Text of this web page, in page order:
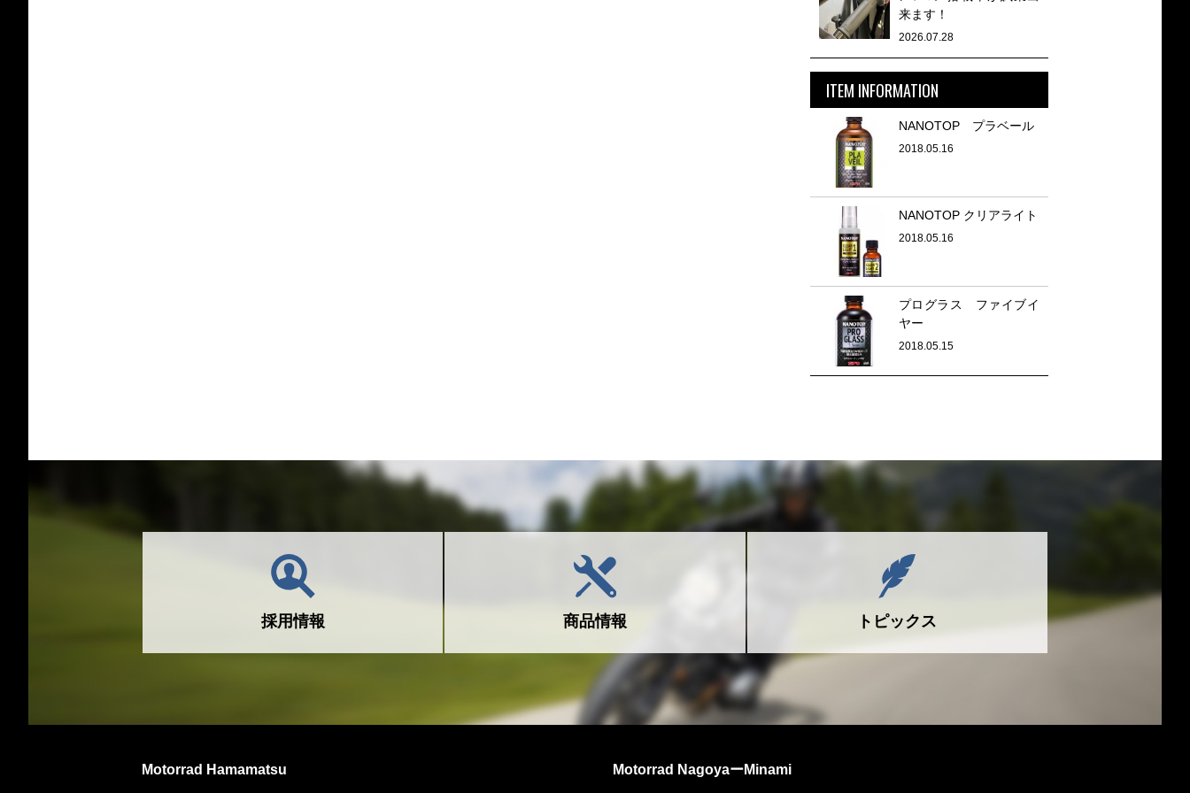
来ます！
2026.07.28
ITEM INFORMATION
NANOTOP プラベール
2018.05.16
NANOTOP クリアライト
2018.05.16
プログラス ファイブイ
ヤー
2018.05.15
採用情報 商品情報 トピックス
Motorrad Hamamatsu Motorrad NagoyaーMinami